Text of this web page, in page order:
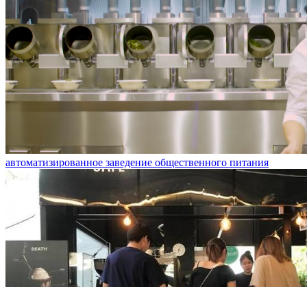
автоматизированное заведение общественного питания